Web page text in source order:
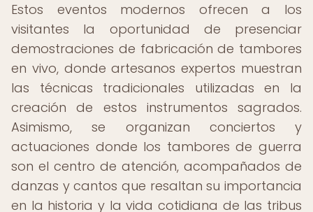
Estos eventos modernos ofrecen a los
visitantes la oportunidad de presenciar
demostraciones de fabricación de tambores
en vivo, donde artesanos expertos muestran
las técnicas tradicionales utilizadas en la
creación de estos instrumentos sagrados.
Asimismo, se organizan conciertos y
actuaciones donde los tambores de guerra
son el centro de atención, acompañados de
danzas y cantos que resaltan su importancia
en la historia y la vida cotidiana de las tribus